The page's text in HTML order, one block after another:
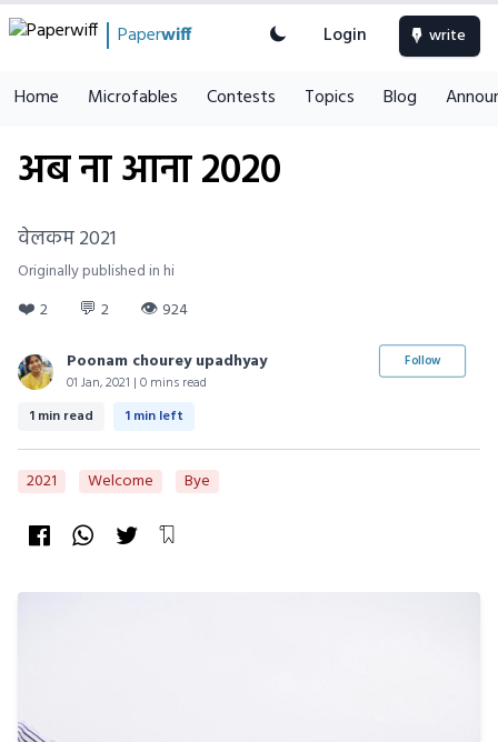
Paperwiff Login write
Home Microfables Contests Topics Blog
अब ना आना 2020
वेलकम 2021
Originally published in hi
❤️ 2 💬 2 👁 924
Poonam chourey upadhyay
01 Jan, 2021 | 0 mins read
Follow
1 min read 1 min left
2021 Welcome Bye